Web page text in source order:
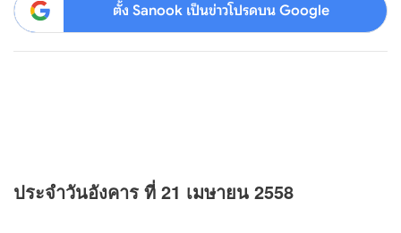
ตั้ง Sanook เป็นข่าวโปรดบน Google
ประจำวันอังคาร ที่ 21 เมษายน 2558